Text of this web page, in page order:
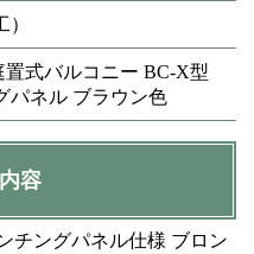
式バルコニー BC-X型
パネル ブラウン色
容
チングパネル仕様 ブロン